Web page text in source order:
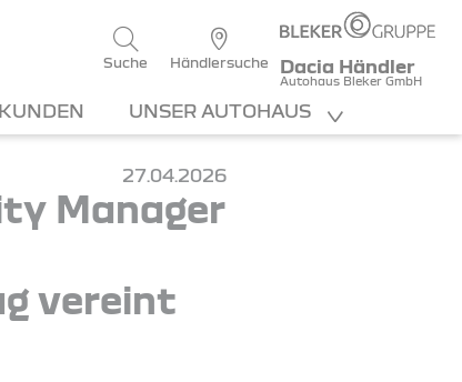
Suche Händlersuche Dacia Händler
Autohaus Bleker GmbH
UNSER AUTOHAUS
27.04.2026
Manager
vereint